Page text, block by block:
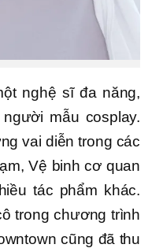
nghệ sĩ đa năng,
mẫu cosplay.
vai diễn trong các
Vệ binh cơ quan
tác phẩm khác.
trong chương trình
cũng đã thu